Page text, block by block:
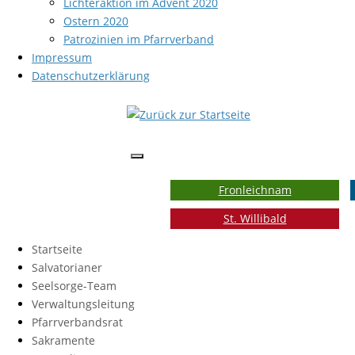
Ostern 2020
Patrozinien im Pfarrverband
Impressum
Datenschutzerklärung
Fronleichnam
St. Willibald
Startseite
Salvatorianer
Seelsorge-Team
Verwaltungsleitung
Pfarrverbandsrat
Sakramente